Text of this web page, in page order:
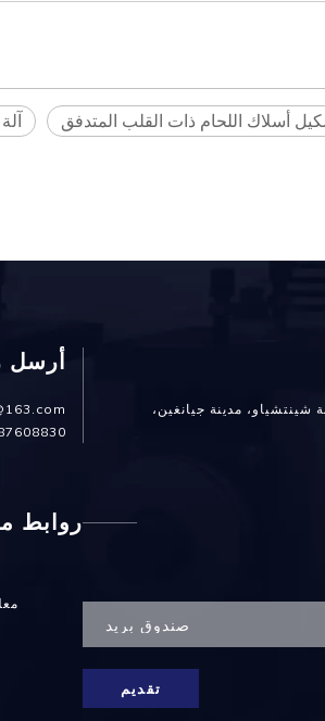
أسلاك اللحام ذات القلب المتدفق
أرسل
شينتشياو، مدينة جيانغين،
روابط
تقديم